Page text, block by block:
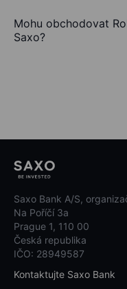
Mohu obchodovat
Saxo?
Saxo Bank A/S,
Na Poříčí 3a
Prague 1, 110 00
Česká republika
IČO: 28949587
Kontaktujte Saxo Bank